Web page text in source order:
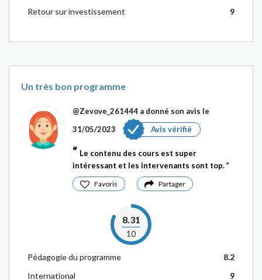
Retour sur investissement
9
Un très bon programme
@Zevove_261444 a donné son avis le
31/05/2023
Avis vérifié
Le contenu des cours est super
intéressant et les intervenants sont top.
Favoris Partager
8.31
10
Pédagogie du programme
8.2
International
9